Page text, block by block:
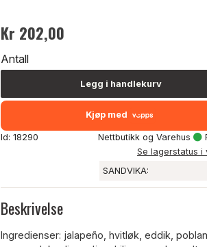
Kr 202,00
Antall
Legg i handlekurv
Kjøp med
Id: 18290 Nettbutikk og Varehus
Se lagerstatus i
SANDVIKA:
Beskrivelse
Ingredienser: jalapeño, hvitløk, eddik,